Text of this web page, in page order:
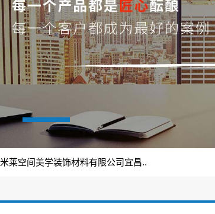
莱空间美学装饰材料有限公司宜昌..